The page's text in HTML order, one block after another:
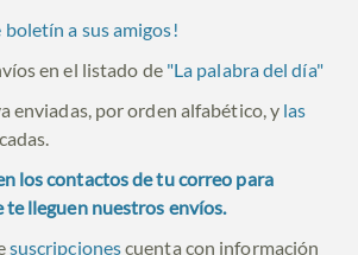
boletín a sus amigos!
en el listado de "La palabra del día"
enviadas, por orden alfabético, y las
los contactos de tu correo para
te lleguen nuestros envíos.
suscripcionescuenta con información